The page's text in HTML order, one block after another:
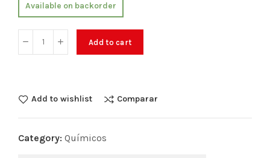
Available on backorder
Add to cart
Add to wishlist Comparar
Category: Químicos